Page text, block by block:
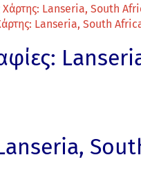
Lanseria, South
Lanseria, South